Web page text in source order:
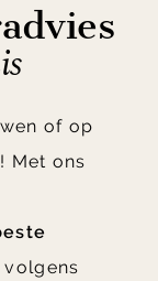
of op
Met ons
volgens